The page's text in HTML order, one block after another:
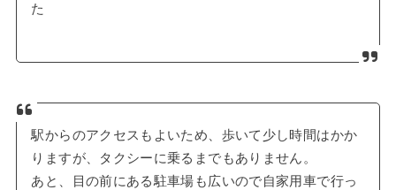
た
駅からのアクセスもよいため、歩いて少し時間はかか
りますが、タクシーに乗るまでもありません。
あと、目の前にある駐車場も広いので自家用車で行っ